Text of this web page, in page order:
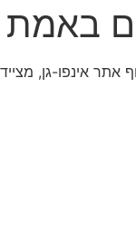
אתר אינפו-גן,